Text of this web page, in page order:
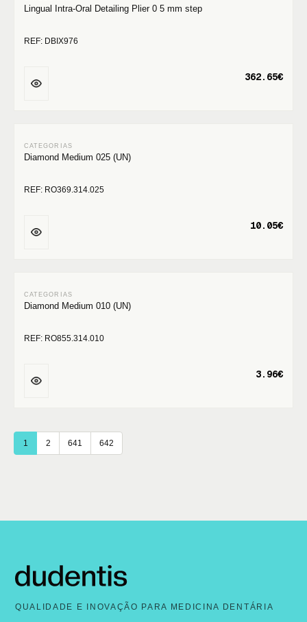
Lingual Intra-Oral Detailing Plier 0 5 mm step
REF: DBIX976
362.65€
Diamond Medium 025 (UN)
REF: RO369.314.025
10.05€
Diamond Medium 010 (UN)
REF: RO855.314.010
3.96€
1 2 641 642
QUALIDADE E INOVAÇÃO PARA MEDICINA DENTÁRIA